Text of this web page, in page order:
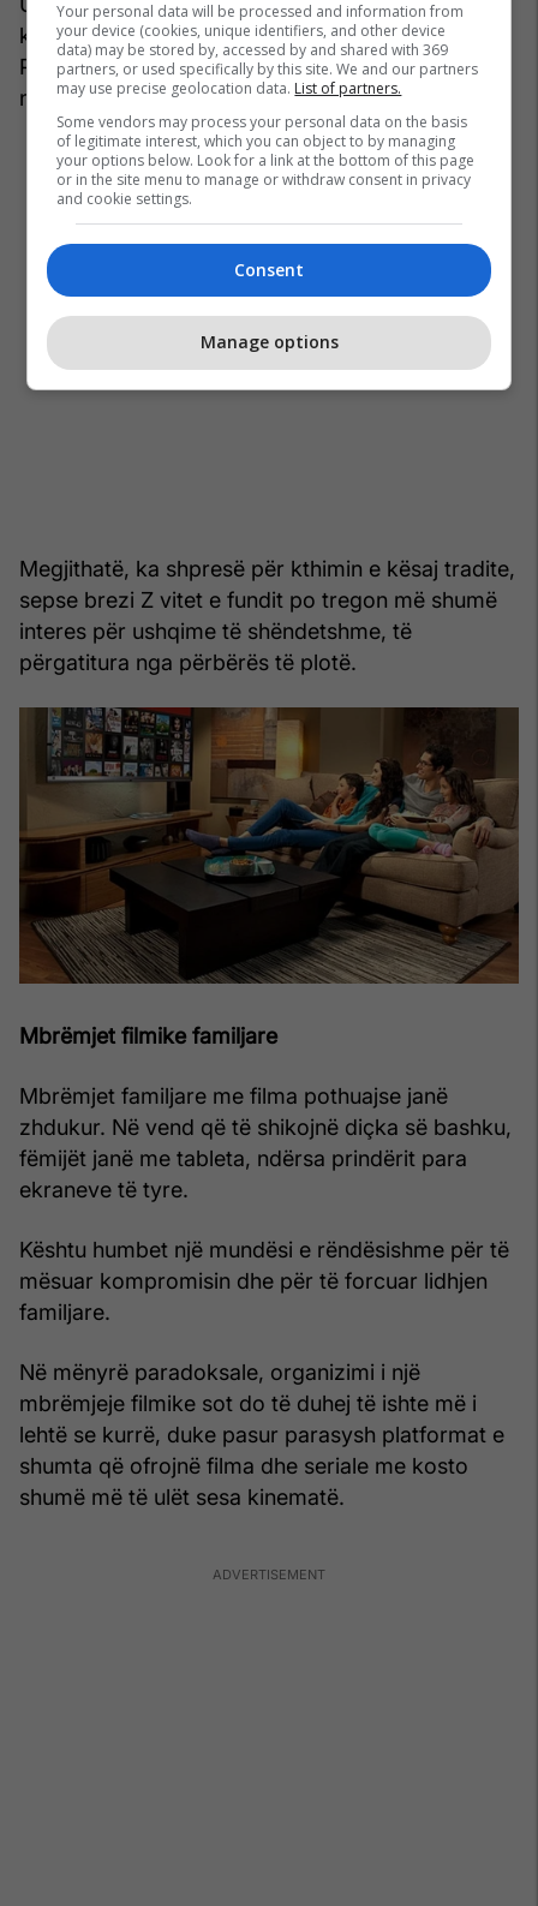
konsiderohen më gjithmonë të shëndetshme.
Prindërit e sotëm shpesh shmangin yndyrat e
ngopura dhe ngjyruesit artificialë.
Megjithatë, ka shpresë për kthimin e kësaj tradite,
sepse brezi Z vitet e fundit po tregon më shumë
interes për ushqime të shëndetshme, të
përgatitura nga përbërës të plotë.
Mbrëmjet filmike familjare
Mbrëmjet familjare me filma pothuajse janë
zhdukur. Në vend që të shikojnë diçka së bashku,
fëmijët janë me tableta, ndërsa prindërit para
ekraneve të tyre.
Kështu humbet një mundësi e rëndësishme për të
mësuar kompromisin dhe për të forcuar lidhjen
familjare.
Në mënyrë paradoksale, organizimi i një
mbrëmjeje filmike sot do të duhej të ishte më i
lehtë se kurrë, duke pasur parasysh platformat e
shumta që ofrojnë filma dhe seriale me kosto
shumë më të ulët sesa kinematë.
Your personal data will be processed and information from
your device (cookies, unique identifiers, and other device
data) may be stored by, accessed by and shared with 369
partners, or used specifically by this site. We and our partners
may use precise geolocation data. List of partners.
Some vendors may process your personal data on the basis
of legitimate interest, which you can object to by managing
your options below. Look for a link at the bottom of this page
or in the site menu to manage or withdraw consent in privacy
and cookie settings.
Consent
Manage options